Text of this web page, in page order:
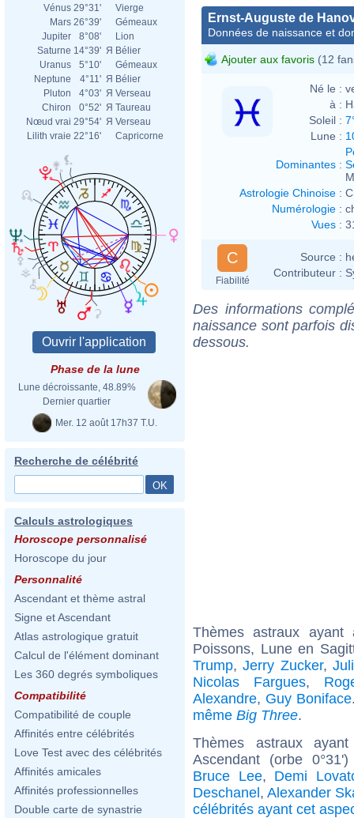
Vénus 29°31'
Vierge
Mars 26°39'
Gémeaux
Jupiter
8°08'
Lion
Saturne 14°39' Я Bélier
Uranus
5°10'
Gémeaux
Neptune
4°11' Я Bélier
Pluton
4°03' Я Verseau
Chiron
0°52' Я Taureau
Nœud vrai 29°54' Я Verseau
Lilith vraie 22°16' Capricorne
Phase de la lune
Lune décroissante, 48.89%
Dernier quartier
Mer. 12 août 17h37 T.U.
Recherche de célébrité
Calculs astrologiques
Horoscope personnalisé
Horoscope du jour
Personnalité
Ascendant et thème astral
Signe et Ascendant
Atlas astrologique gratuit
Calcul de l'élément dominant
Les 360 degrés symboliques
Compatibilité
Compatibilité de couple
Affinités entre célébrités
Love Test avec des célébrités
Affinités amicales
Affinités professionnelles
Double carte de synastrie
Ernst-Auguste de
Données de naissance et
Ajouter aux favoris (12
Né le :
à :
Soleil :
Lune :
Dominantes :
Astrologie Chinoise :
Numérologie :
Vues :
C
Fiabilité
Source :
Contributeur :
Des informations
naissance sont parfois
dessous.
Thèmes astraux
Poissons, Lune en
Trump,Jerry Zucker,
Nicolas Fargues,
Alexandre, Guy Boniface
même Big Three.
Thèmes astraux
Ascendant (orbe
Bruce Lee, Demi
Deschanel, Alexander
célébrités ayant cet